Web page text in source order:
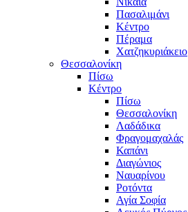
Πασαλιμάνι
Κέντρο
Πέραμα
Χατζηκυριάκειο
Θεσσαλονίκη
Πίσω
Κέντρο
Πίσω
Θεσσαλονίκη
Λαδάδικα
Φραγομαχαλάς
Καπάνι
Διαγώνιος
Ναυαρίνου
Ροτόντα
Αγία Σοφία